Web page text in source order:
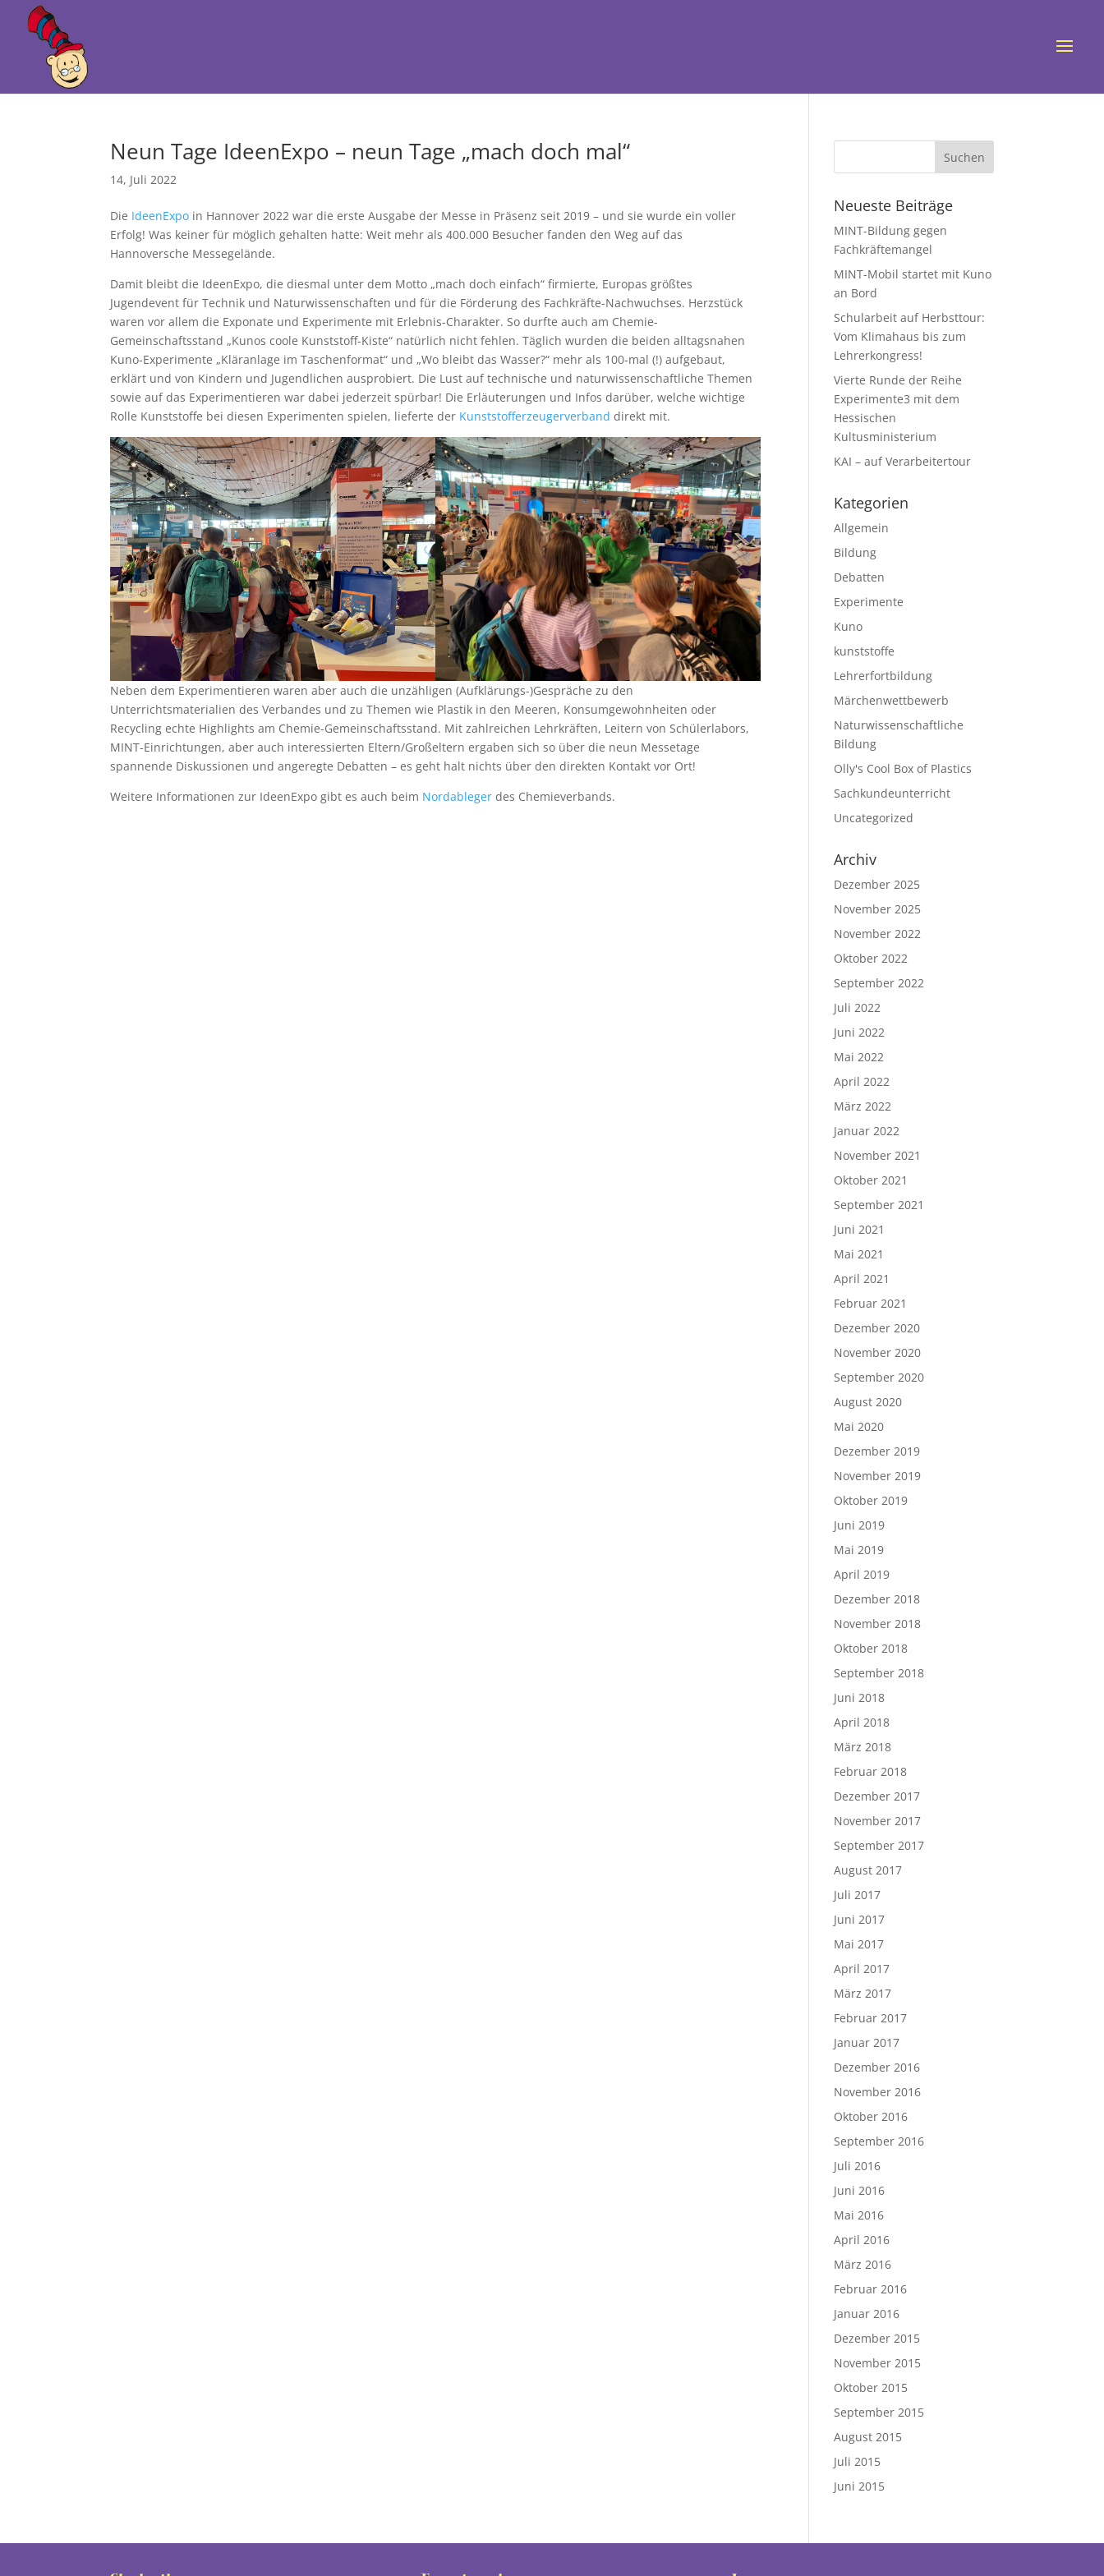
Neun Tage IdeenExpo – neun Tage „mach doch mal“
14, Juli 2022
Die IdeenExpo in Hannover 2022 war die erste Ausgabe der Messe in Präsenz seit 2019 – und sie wurde ein voller
Erfolg! Was keiner für möglich gehalten hatte: Weit mehr als 400.000 Besucher fanden den Weg auf das
Hannoversche Messegelände.
Damit bleibt die IdeenExpo, die diesmal unter dem Motto „mach doch einfach“ firmierte, Europas größtes
Jugendevent für Technik und Naturwissenschaften und für die Förderung des Fachkräfte-Nachwuchses. Herzstück
waren vor allem die Exponate und Experimente mit Erlebnis-Charakter. So durfte auch am Chemie-
Gemeinschaftsstand „Kunos coole Kunststoff-Kiste“ natürlich nicht fehlen. Täglich wurden die beiden alltagsnahen
Kuno-Experimente „Kläranlage im Taschenformat“ und „Wo bleibt das Wasser?“ mehr als 100-mal (!) aufgebaut,
erklärt und von Kindern und Jugendlichen ausprobiert. Die Lust auf technische und naturwissenschaftliche Themen
sowie auf das Experimentieren war dabei jederzeit spürbar! Die Erläuterungen und Infos darüber, welche wichtige
Rolle Kunststoffe bei diesen Experimenten spielen, lieferte der Kunststofferzeugerverbanddirekt mit.
Neben dem Experimentieren waren aber auch die unzähligen (Aufklärungs-)Gespräche zu den
Unterrichtsmaterialien des Verbandes und zu Themen wie Plastik in den Meeren, Konsumgewohnheiten oder
Recycling echte Highlights am Chemie-Gemeinschaftsstand. Mit zahlreichen Lehrkräften, Leitern von Schülerlabors,
MINT-Einrichtungen, aber auch interessierten Eltern/Großeltern ergaben sich so über die neun Messetage
spannende Diskussionen und angeregte Debatten – es geht halt nichts über den direkten Kontakt vor Ort!
Weitere Informationen zur IdeenExpo gibt es auch beim Nordableger des Chemieverbands.
Neueste Beiträge
MINT-Bildung gegen
Fachkräftemangel
MINT-Mobil startet mit Kuno
an Bord
Schularbeit auf Herbsttour:
Vom Klimahaus bis zum
Lehrerkongress!
Vierte Runde der Reihe
Experimente3 mit dem
Hessischen
Kultusministerium
KAI – auf Verarbeitertour
Kategorien
Allgemein
Bildung
Debatten
Experimente
Kuno
kunststoffe
Lehrerfortbildung
Märchenwettbewerb
Naturwissenschaftliche
Bildung
Olly's Cool Box of Plastics
Sachkundeunterricht
Uncategorized
Archiv
Dezember 2025
November 2025
November 2022
Oktober 2022
September 2022
Juli 2022
Juni 2022
Mai 2022
April 2022
März 2022
Januar 2022
November 2021
Oktober 2021
September 2021
Juni 2021
Mai 2021
April 2021
Februar 2021
Dezember 2020
November 2020
September 2020
August 2020
Mai 2020
Dezember 2019
November 2019
Oktober 2019
Juni 2019
Mai 2019
April 2019
Dezember 2018
November 2018
Oktober 2018
September 2018
Juni 2018
April 2018
März 2018
Februar 2018
Dezember 2017
November 2017
September 2017
August 2017
Juli 2017
Juni 2017
Mai 2017
April 2017
März 2017
Februar 2017
Januar 2017
Dezember 2016
November 2016
Oktober 2016
September 2016
Juli 2016
Juni 2016
Mai 2016
April 2016
März 2016
Februar 2016
Januar 2016
Dezember 2015
November 2015
Oktober 2015
September 2015
August 2015
Juli 2015
Juni 2015